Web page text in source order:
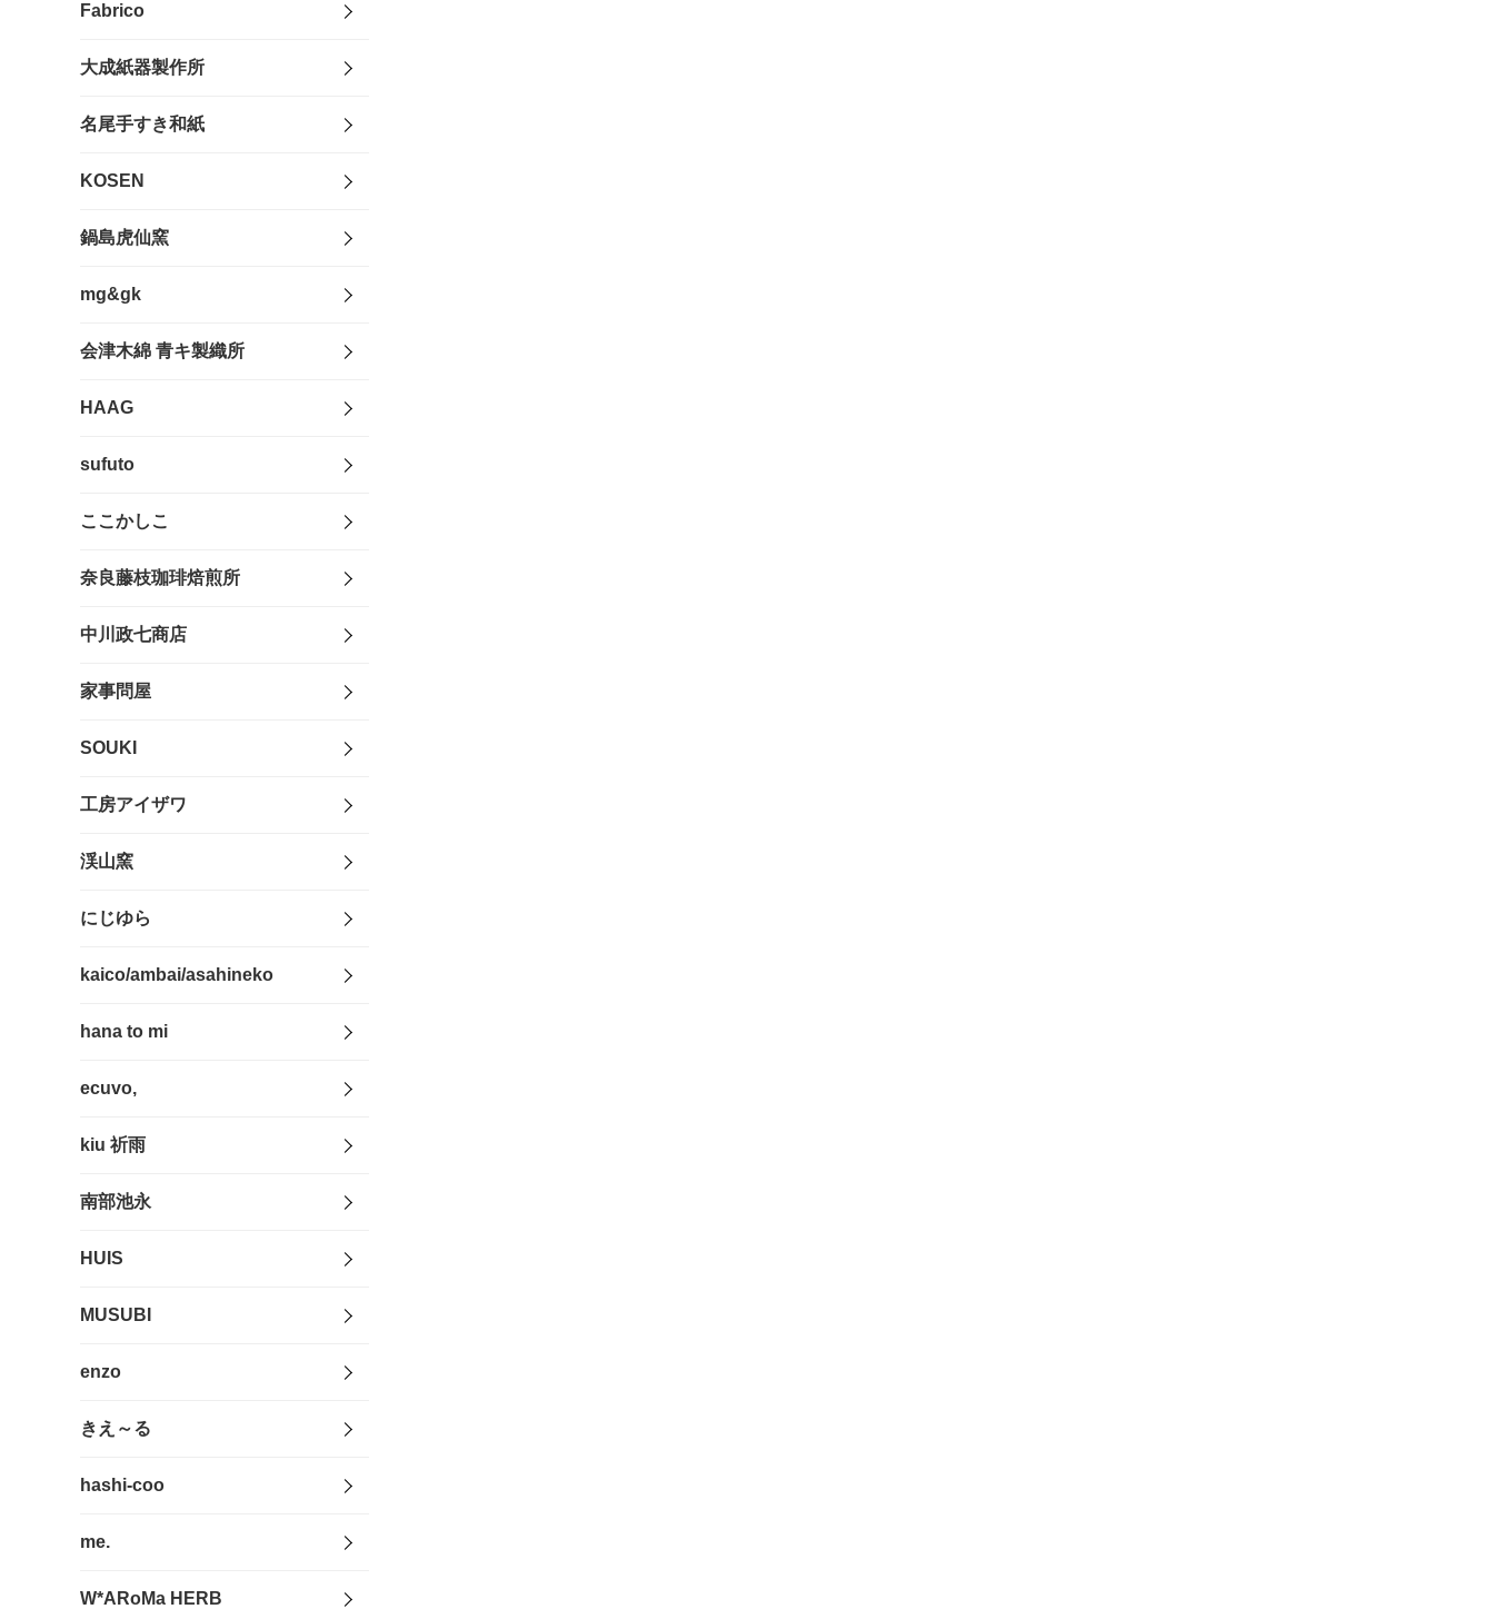
Fabrico
大成紙器製作所
名尾手すき和紙
KOSEN
鍋島虎仙窯
mg&gk
会津木綿 青キ製織所
HAAG
sufuto
ここかしこ
奈良藤枝珈琲焙煎所
中川政七商店
家事問屋
SOUKI
工房アイザワ
渓山窯
にじゆら
kaico/ambai/asahineko
hana to mi
ecuvo,
kiu 祈雨
南部池永
HUIS
MUSUBI
enzo
きえ～る
hashi-coo
me.
W*ARoMa HERB